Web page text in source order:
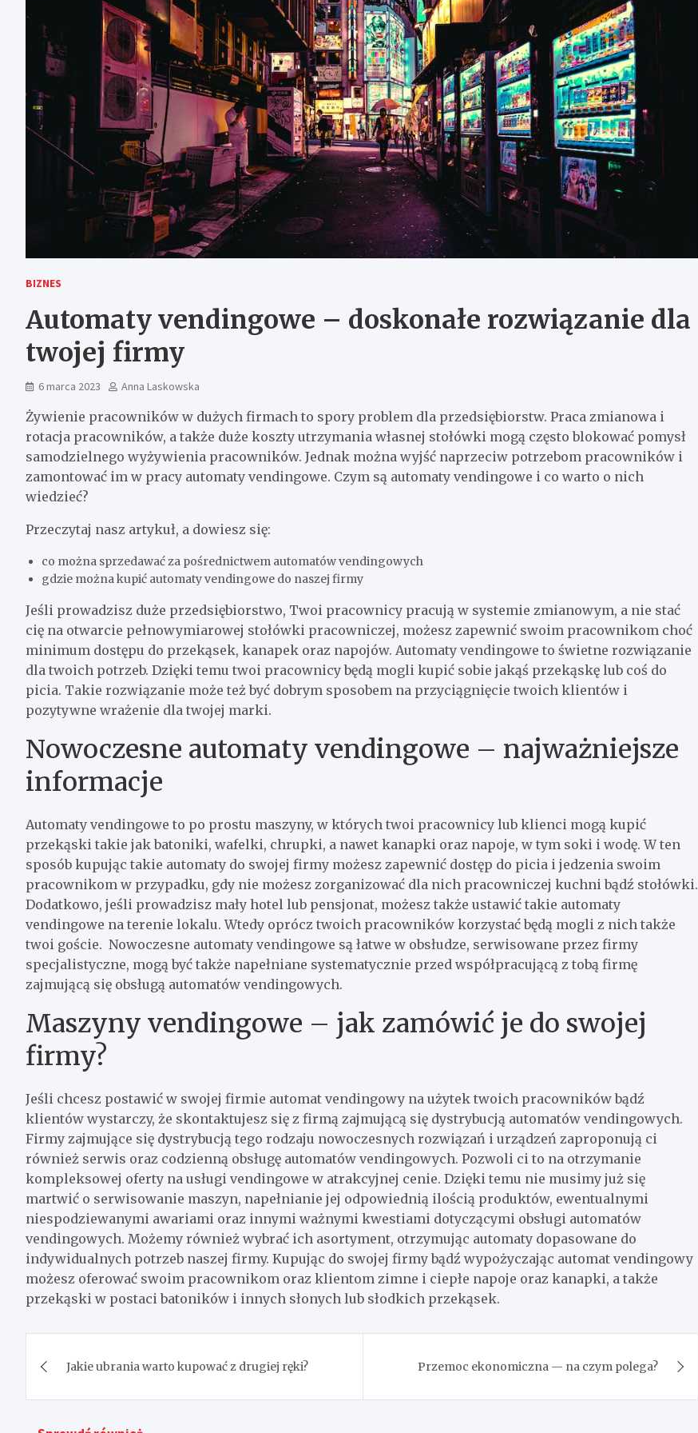
BIZNES
Automaty vendingowe – doskonałe rozwiązanie dla
twojej firmy
6 marca 2023 Anna Laskowska
Żywienie pracowników w dużych firmach to spory problem dla przedsiębiorstw. Praca zmianowa i
rotacja pracowników, a także duże koszty utrzymania własnej stołówki mogą często blokować pomysł
samodzielnego wyżywienia pracowników. Jednak można wyjść naprzeciw potrzebom pracowników i
zamontować im w pracy automaty vendingowe. Czym są automaty vendingowe i co warto o nich
wiedzieć?
Przeczytaj nasz artykuł, a dowiesz się:
co można sprzedawać za pośrednictwem automatów vendingowych
gdzie można kupić automaty vendingowe do naszej firmy
Jeśli prowadzisz duże przedsiębiorstwo, Twoi pracownicy pracują w systemie zmianowym, a nie stać
cię na otwarcie pełnowymiarowej stołówki pracowniczej, możesz zapewnić swoim pracownikom choć
minimum dostępu do przekąsek, kanapek oraz napojów. Automaty vendingowe to świetne rozwiązanie
dla twoich potrzeb. Dzięki temu twoi pracownicy będą mogli kupić sobie jakąś przekąskę lub coś do
picia. Takie rozwiązanie może też być dobrym sposobem na przyciągnięcie twoich klientów i
pozytywne wrażenie dla twojej marki.
Nowoczesne automaty vendingowe – najważniejsze
informacje
Automaty vendingowe to po prostu maszyny, w których twoi pracownicy lub klienci mogą kupić
przekąski takie jak batoniki, wafelki, chrupki, a nawet kanapki oraz napoje, w tym soki i wodę. W ten
sposób kupując takie automaty do swojej firmy możesz zapewnić dostęp do picia i jedzenia swoim
pracownikom w przypadku, gdy nie możesz zorganizować dla nich pracowniczej kuchni bądź stołówki.
Dodatkowo, jeśli prowadzisz mały hotel lub pensjonat, możesz także ustawić takie automaty
vendingowe na terenie lokalu. Wtedy oprócz twoich pracowników korzystać będą mogli z nich także
twoi goście. Nowoczesne automaty vendingowe są łatwe w obsłudze, serwisowane przez firmy
specjalistyczne, mogą być także napełniane systematycznie przed współpracującą z tobą firmę
zajmującą się obsługą automatów vendingowych.
Maszyny vendingowe – jak zamówić je do swojej
firmy?
Jeśli chcesz postawić w swojej firmie automat vendingowy na użytek twoich pracowników bądź
klientów wystarczy, że skontaktujesz się z firmą zajmującą się dystrybucją automatów vendingowych.
Firmy zajmujące się dystrybucją tego rodzaju nowoczesnych rozwiązań i urządzeń zaproponują ci
również serwis oraz codzienną obsługę automatów vendingowych. Pozwoli ci to na otrzymanie
kompleksowej oferty na usługi vendingowe w atrakcyjnej cenie. Dzięki temu nie musimy już się
martwić o serwisowanie maszyn, napełnianie jej odpowiednią ilością produktów, ewentualnymi
niespodziewanymi awariami oraz innymi ważnymi kwestiami dotyczącymi obsługi automatów
vendingowych. Możemy również wybrać ich asortyment, otrzymując automaty dopasowane do
indywidualnych potrzeb naszej firmy. Kupując do swojej firmy bądź wypożyczając automat vendingowy
możesz oferować swoim pracownikom oraz klientom zimne i ciepłe napoje oraz kanapki, a także
przekąski w postaci batoników i innych słonych lub słodkich przekąsek.
wpisu
Jakie ubrania warto kupować z drugiej ręki? Przemoc ekonomiczna — na czym polega?